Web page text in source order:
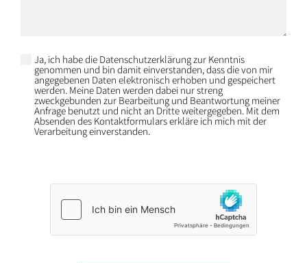
Ja, ich habe die Datenschutzerklärung zur Kenntnis
genommen und bin damit einverstanden, dass die von mir
angegebenen Daten elektronisch erhoben und gespeichert
werden. Meine Daten werden dabei nur streng
zweckgebunden zur Bearbeitung und Beantwortung meiner
Anfrage benutzt und nicht an Dritte weitergegeben. Mit dem
Absenden des Kontaktformulars erkläre ich mich mit der
Verarbeitung einverstanden.